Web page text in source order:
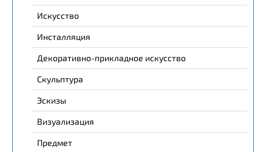
Искусство
Инсталляция
Декоративно-прикладное искусство
Скульптура
Эскизы
Визуализация
Предмет